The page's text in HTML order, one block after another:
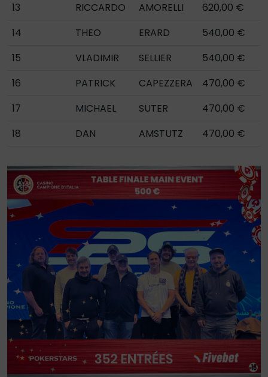
13
RICCARDO AMORELLI
620,00 €
14
THEO ERARD
540,00 €
15
VLADIMIR SELLIER
540,00 €
16
PATRICK CAPEZZERA
470,00 €
17
MICHAEL SUTER
470,00 €
18
DAN AMSTUTZ 470,00 €